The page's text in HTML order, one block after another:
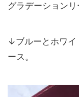
グラデーションリ
↓ブルーとホワイ
ース。